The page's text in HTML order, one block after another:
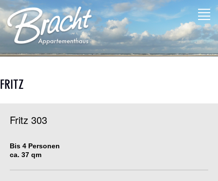
FRITZ
Fritz 303
Bis 4 Personen
ca. 37 qm